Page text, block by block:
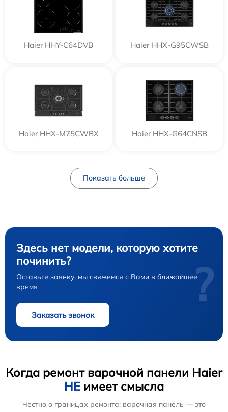
Haier HHY-C64DVB Haier HHX-G95CWSB
Haier HHX-M75CWBX Haier HHX-G64CNSB
Показать больше
Здесь нет модели, которую хотите
починить?
Оставьте заявку, мы свяжемся с Вами в ближайшее
время
Заказать звонок
?
Когда ремонт варочной панели Haier
НЕ имеет смысла
Честно о границах ремонта: варочная панель — это